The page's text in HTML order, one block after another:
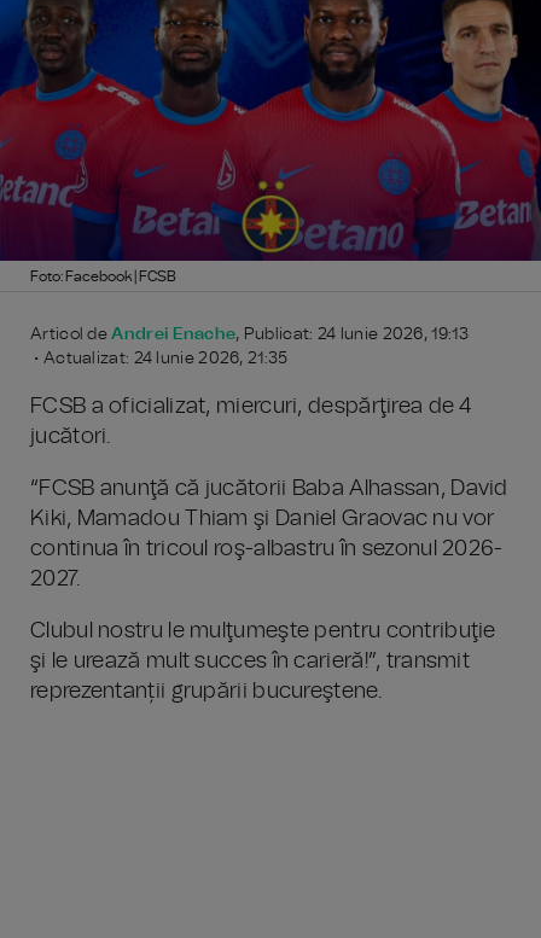
Foto: Facebook | FCSB
Articol deAndrei Enache, Publicat: 24 Iunie 2026, 19:13
• Actualizat: 24 Iunie 2026, 21:35
FCSB a oficializat, miercuri, despărţirea de 4
jucători.
“FCSB anunţă că jucătorii Baba Alhassan, David
Kiki, Mamadou Thiam şi Daniel Graovac nu vor
continua în tricoul roş-albastru în sezonul 2026-
2027.
Clubul nostru le mulţumeşte pentru contribuţie
şi le urează mult succes în carieră!”, transmit
reprezentanții grupării bucureştene.